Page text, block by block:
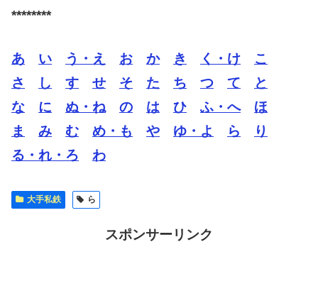
********
あ い う・え お か き く・け
こ
さ
し す せ そ た ち つ て
と
な
に ぬ・ね の は ひ ふ・へ
ほ
ま
み む め・も や ゆ・よ ら
り
る・れ・ろ
わ
大手私鉄 ら
スポンサーリンク